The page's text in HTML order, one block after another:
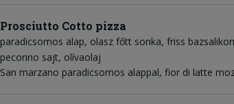
Prosciutto Cotto pizza
paradicsomos alap olasz főtt sonka friss
pecorino sajt olívaolaj
San marzano paradicsomos alappal, fior di latte